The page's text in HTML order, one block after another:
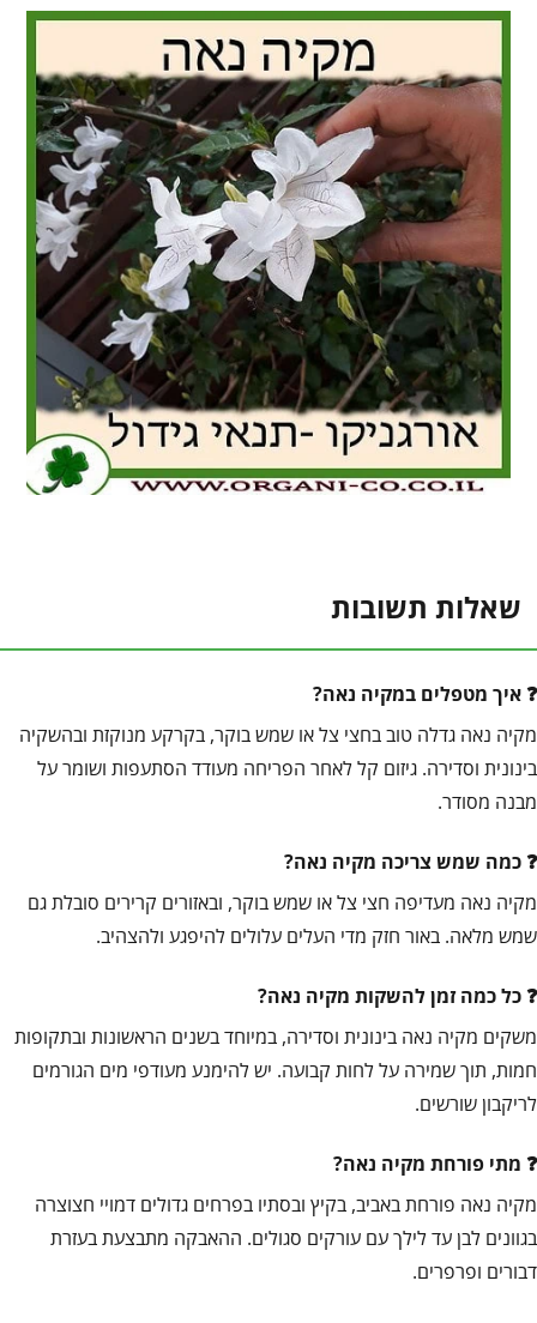
שאלות תשובות
איך מטפלים במקיה נאה?
מקיה נאה גדלה טוב בחצי צל או שמש בוקר, בקרקע מנוקזת ובהשקיה
בינונית וסדירה. גיזום קל לאחר הפריחה מעודד הסתעפות ושומר על
מבנה מסודר.
כמה שמש צריכה מקיה נאה?
מקיה נאה מעדיפה חצי צל או שמש בוקר, ובאזורים קרירים סובלת גם
שמש מלאה. באור חזק מדי העלים עלולים להיפגע ולהצהיב.
כל כמה זמן להשקות מקיה נאה?
משקים מקיה נאה בינונית וסדירה, במיוחד בשנים הראשונות ובתקופות
חמות, תוך שמירה על לחות קבועה. יש להימנע מעודפי מים הגורמים
לריקבון שורשים.
מתי פורחת מקיה נאה?
מקיה נאה פורחת באביב, בקיץ ובסתיו בפרחים גדולים דמויי חצוצרה
בגוונים לבן עד לילך עם עורקים סגולים. ההאבקה מתבצעת בעזרת
דבורים ופרפרים.